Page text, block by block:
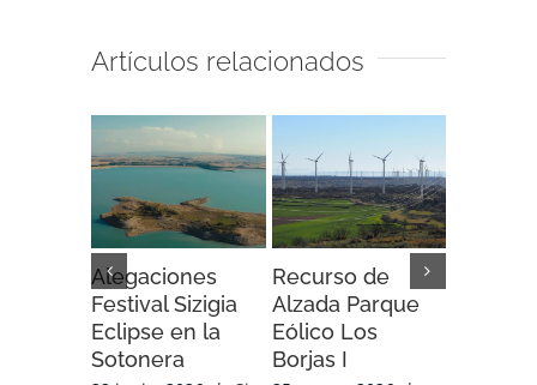
Artículos relacionados
Alegaciones
Festival Sizigia
Eclipse en la
Sotonera
Recurso de
Alzada Parque
Eólico Los
Borjas I